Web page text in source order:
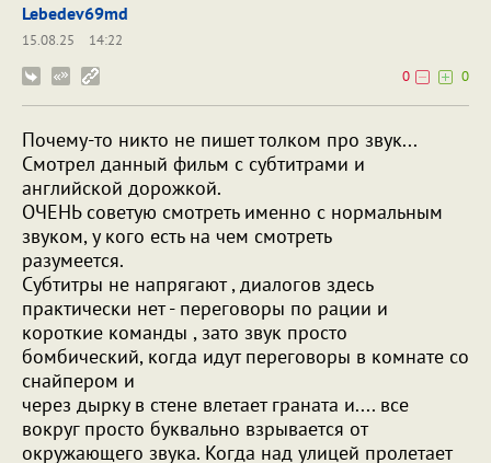
Lebedev69md
15.08.25
14:22
0
0
Почему-то никто не пишет толком про звук...
Смотрел данный фильм с субтитрами и
английской дорожкой.
ОЧЕНЬ советую смотреть именно с нормальным
звуком, у кого есть на чем смотреть
разумеется.
Субтитры не напрягают , диалогов здесь
практически нет - переговоры по рации и
короткие команды , зато звук просто
бомбический, когда идут переговоры в комнате со
снайпером и
через дырку в стене влетает граната и.... все
вокруг просто буквально взрывается от
окружающего звука. Когда над улицей пролетает